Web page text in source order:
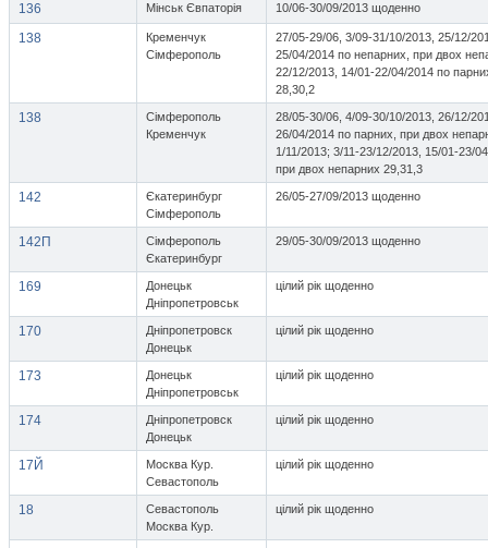
136 Мінськ Євпаторія 10/06-30/09/2013 щоденно
138
Кременчук
Сімферополь
27/05-29/06, 3/09-31/10/2013, 25/12/
25/04/2014 по непарних, при двох
22/12/2013, 14/01-22/04/2014 по
28,30,2
138
Сімферополь
Кременчук
28/05-30/06, 4/09-30/10/2013, 26/12/
26/04/2014 по парних, при двох
1/11/2013; 3/11-23/12/2013, 15/01-23/
при двох непарних 29,31,3
142
Єкатеринбург
Сімферополь
26/05-27/09/2013 щоденно
142П
Сімферополь
Єкатеринбург
29/05-30/09/2013 щоденно
169
Донецьк
Дніпропетровськ
цілий рік щоденно
170
Дніпропетровск
Донецьк
цілий рік щоденно
173
Донецьк
Дніпропетровськ
цілий рік щоденно
174
Дніпропетровск
Донецьк
цілий рік щоденно
17Й
Москва Кур.
Севастополь
цілий рік щоденно
18
Севастополь
Москва Кур.
цілий рік щоденно